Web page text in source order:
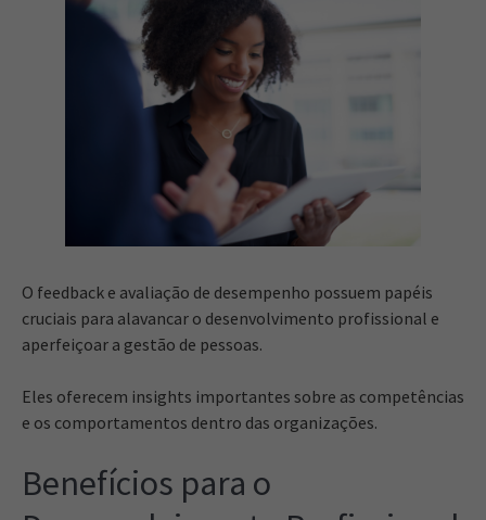
O feedback e avaliação de desempenho possuem papéis
cruciais para alavancar o desenvolvimento profissional e
aperfeiçoar a gestão de pessoas.
Eles oferecem insights importantes sobre as competências
e os comportamentos dentro das organizações.
Benefícios para o